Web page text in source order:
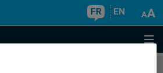
FR EN